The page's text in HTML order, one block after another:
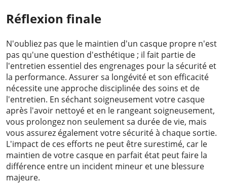
Réflexion finale
N'oubliez pas que le maintien d'un casque propre n'est
pas qu'une question d'esthétique ; il fait partie de
l'entretien essentiel des engrenages pour la sécurité et
la performance. Assurer sa longévité et son efficacité
nécessite une approche disciplinée des soins et de
l'entretien. En séchant soigneusement votre casque
après l'avoir nettoyé et en le rangeant soigneusement,
vous prolongez non seulement sa durée de vie, mais
vous assurez également votre sécurité à chaque sortie.
L'impact de ces efforts ne peut être surestimé, car le
maintien de votre casque en parfait état peut faire la
différence entre un incident mineur et une blessure
majeure.